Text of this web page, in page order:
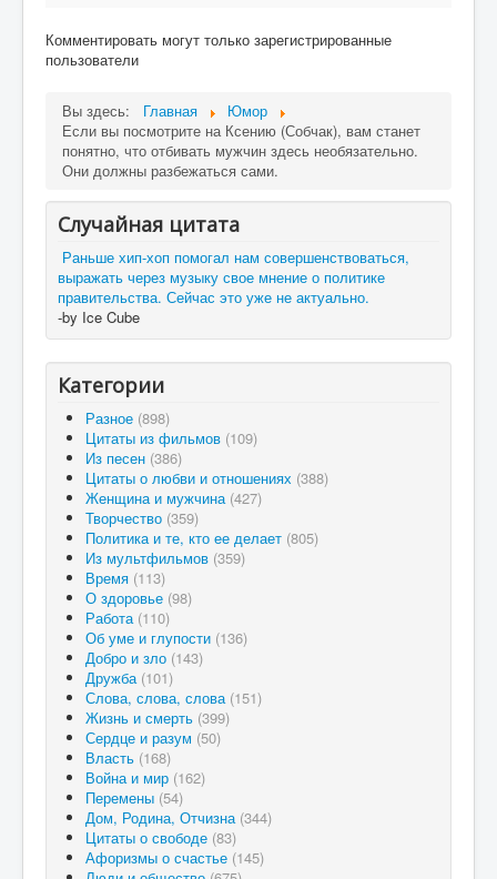
Комментировать могут только зарегистрированные
пользователи
Вы здесь: Главная
Юмор
Если вы посмотрите на Ксению (Собчак), вам станет
понятно, что отбивать мужчин здесь необязательно.
Они должны разбежаться сами.
Случайная цитата
Раньше хип-хоп помогал нам совершенствоваться,
выражать через музыку свое мнение о политике
правительства. Сейчас это уже не актуально.
-by Ice Cube
Категории
Разное (898)
Цитаты из фильмов (109)
Из песен (386)
Цитаты о любви и отношениях (388)
Женщина и мужчина (427)
Творчество (359)
Политика и те, кто ее делает (805)
Из мультфильмов (359)
Время (113)
О здоровье (98)
Работа (110)
Об уме и глупости (136)
Добро и зло (143)
Дружба (101)
Слова, слова, слова (151)
Жизнь и смерть (399)
Сердце и разум (50)
Власть (168)
Война и мир (162)
Перемены (54)
Дом, Родина, Отчизна (344)
Цитаты о свободе (83)
Афоризмы о счастье (145)